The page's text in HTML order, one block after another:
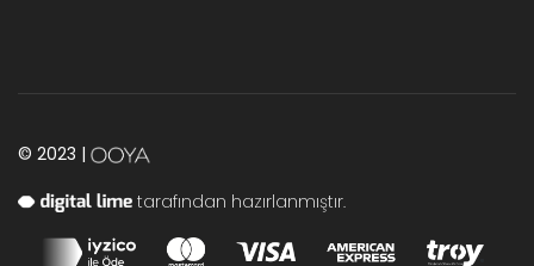
© 2023 |
tarafından hazırlanmıştır.